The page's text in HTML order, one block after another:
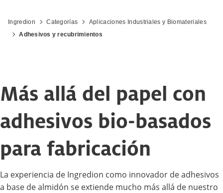
Ingredion Categorías
Aplicaciones Industriales y Biomateriales
Adhesivos y recubrimientos
Más allá del papel con
adhesivos bio-basados
para fabricación
La experiencia de Ingredion como innovador de adhesivos
a base de almidón se extiende mucho más allá de nuestro